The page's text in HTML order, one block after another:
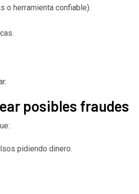
o herramienta confiable).
posibles fraudes
pidiendo dinero.